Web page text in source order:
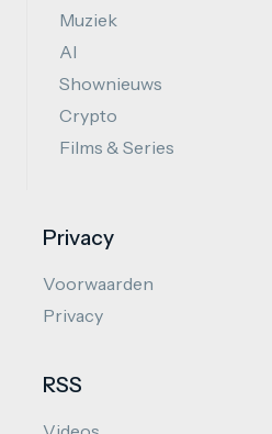
Muziek
AI
Shownieuws
Crypto
Films & Series
Privacy
Voorwaarden
Privacy
RSS